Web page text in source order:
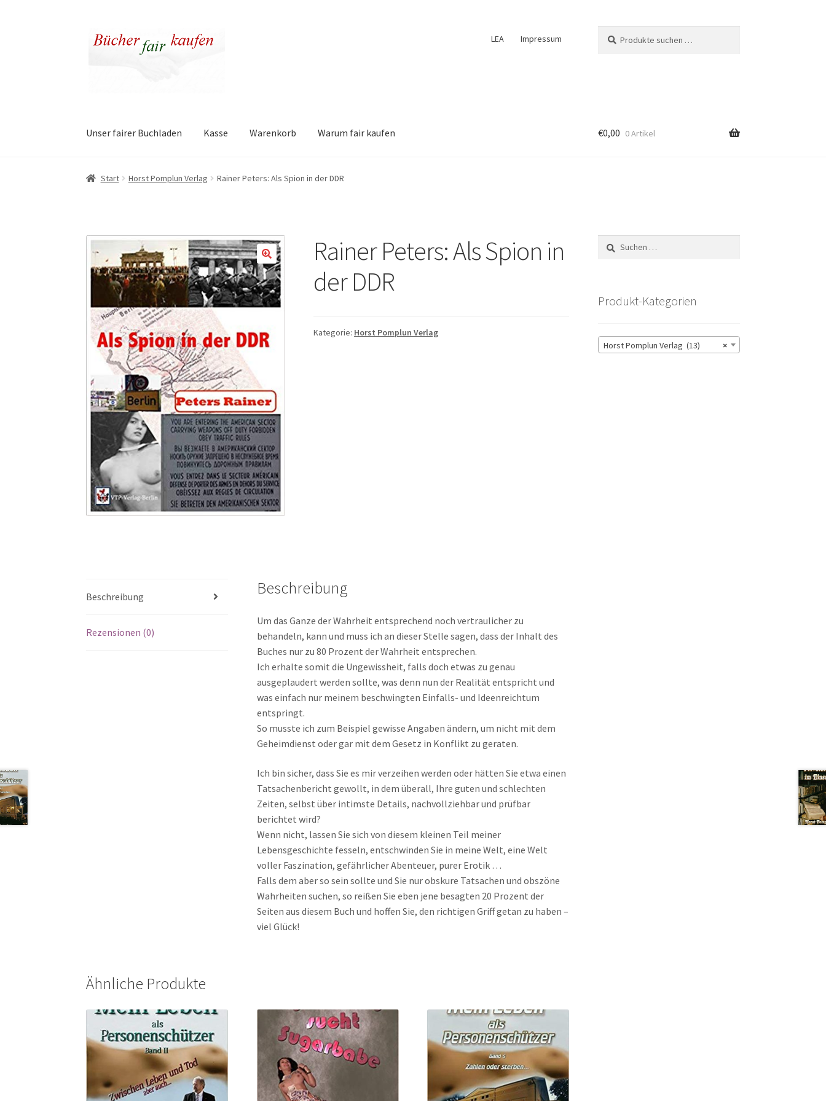
Zur
Navigation
Zum
Inhalt
LEA Impressum
nach:
Unser fairer Buchladen Kasse Warenkorb Warum fair kaufen €0,00 0 Artikel
Start Horst Pomplun Verlag Rainer Peters: Als Spion in der DDR
Rainer Peters: Als Spion in
der DDR
Kategorie: Horst Pomplun Verlag
Beschreibung
Rezensionen (0)
Beschreibung
Um das Ganze der Wahrheit entsprechend noch vertraulicher zu
behandeln, kann und muss ich an dieser Stelle sagen, dass der Inhalt des
Buches nur zu 80 Prozent der Wahrheit entsprechen.
Ich erhalte somit die Ungewissheit, falls doch etwas zu genau
ausgeplaudert werden sollte, was denn nun der Realität entspricht und
was einfach nur meinem beschwingten Einfalls- und Ideenreichtum
entspringt.
So musste ich zum Beispiel gewisse Angaben ändern, um nicht mit dem
Geheimdienst oder gar mit dem Gesetz in Konflikt zu geraten.
Ich bin sicher, dass Sie es mir verzeihen werden oder hätten Sie etwa einen
Tatsachenbericht gewollt, in dem überall, Ihre guten und schlechten
Zeiten, selbst über intimste Details, nachvollziehbar und prüfbar
berichtet wird?
Wenn nicht, lassen Sie sich von diesem kleinen Teil meiner
Lebensgeschichte fesseln, entschwinden Sie in meine Welt, eine Welt
voller Faszination, gefährlicher Abenteuer, purer Erotik …
Falls dem aber so sein sollte und Sie nur obskure Tatsachen und obszöne
Wahrheiten suchen, so reißen Sie eben jene besagten 20 Prozent der
Seiten aus diesem Buch und hoffen Sie, den richtigen Griff getan zu haben –
viel Glück!
Ähnliche Produkte
Suchen
nach:
Produkt-Kategorien
×
Horst Pomplun Verlag (13)